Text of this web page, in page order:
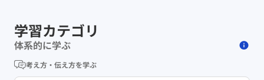
学習カテゴリ
体系的に学ぶ
考え方・伝え方を学ぶ